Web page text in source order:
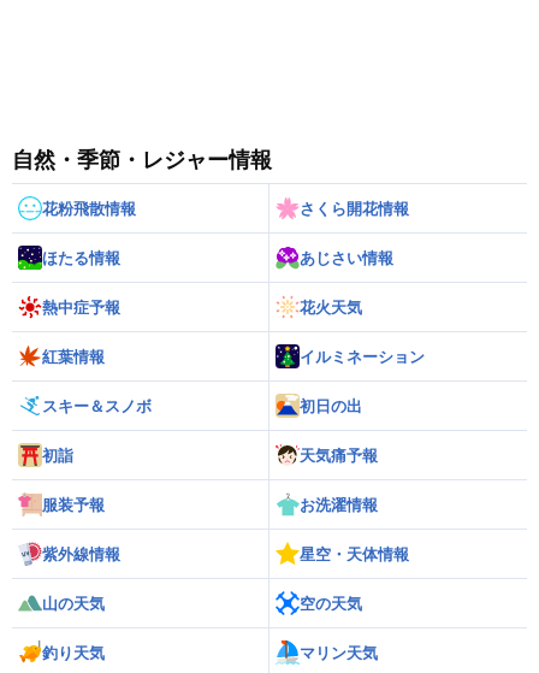
自然・季節・レジャー情報
花粉飛散情報 さくら開花情報
ほたる情報 あじさい情報
熱中症予報 花火天気
紅葉情報 イルミネーション
スキー＆スノボ 初日の出
初詣 天気痛予報
服装予報 お洗濯情報
紫外線情報 星空・天体情報
山の天気 空の天気
釣り天気 マリン天気